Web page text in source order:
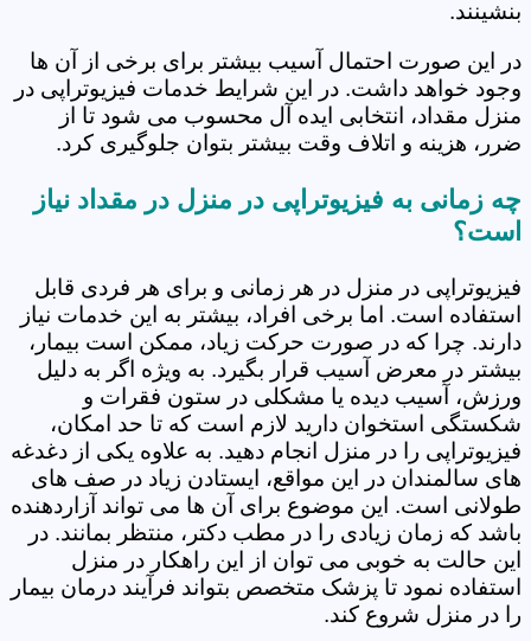
بنشینند.
در این صورت احتمال آسیب بیشتر برای برخی از آن ها
وجود خواهد داشت. در این شرایط خدمات فیزیوتراپی در
منزل مقداد، انتخابی ایده آل محسوب می شود تا از
ضرر، هزینه و اتلاف وقت بیشتر بتوان جلوگیری کرد.
چه زمانی به فیزیوتراپی در منزل در مقداد نیاز
است؟
فیزیوتراپی در منزل در هر زمانی و برای هر فردی قابل
استفاده است. اما برخی افراد، بیشتر به این خدمات نیاز
دارند. چرا که در صورت حرکت زیاد، ممکن است بیمار،
بیشتر در معرض آسیب قرار بگیرد. به ویژه اگر به دلیل
ورزش، آسیب دیده یا مشکلی در ستون فقرات و
شکستگی استخوان دارید لازم است که تا حد امکان،
فیزیوتراپی را در منزل انجام دهید. به علاوه یکی از دغدغه
های سالمندان در این مواقع، ایستادن زیاد در صف های
طولانی است. این موضوع برای آن ها می تواند آزاردهنده
باشد که زمان زیادی را در مطب دکتر، منتظر بمانند. در
این حالت به خوبی می توان از این راهکار در منزل
استفاده نمود تا پزشک متخصص بتواند فرآیند درمان بیمار
را در منزل شروع کند.